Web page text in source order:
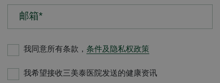
邮箱*
我同意所有条款， 条件及隐私权政策
我希望接收三美泰医院发送的健康资讯